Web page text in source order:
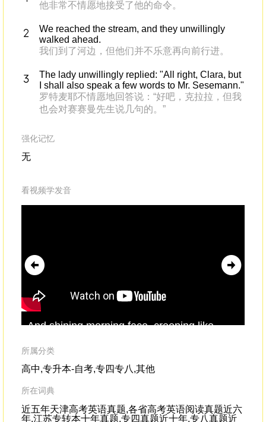
他非常不情愿地接受了他的命令。
We reached the stream, and they unwillingly
walked ahead.
我们到了河边，但他们并不乐意再向前行进。
The lady unwillingly replied: "All right, Clara, but
I shall also speak a few words to Mr. Sesemann."
罗特麦耶不情愿地回答说：“好吧，克拉拉，但我
也会对赛赛曼先生说几句的。”
强化记忆
无
看视频学发音
And shining morning face, creeping like
所属分类
高中,专升本-自考,专四专八,其他
所在词典
近五年天津高考英语真题,各省高考英语阅读真题近六
年,江苏专转本十年真题,专四真题近十年,专八真题近